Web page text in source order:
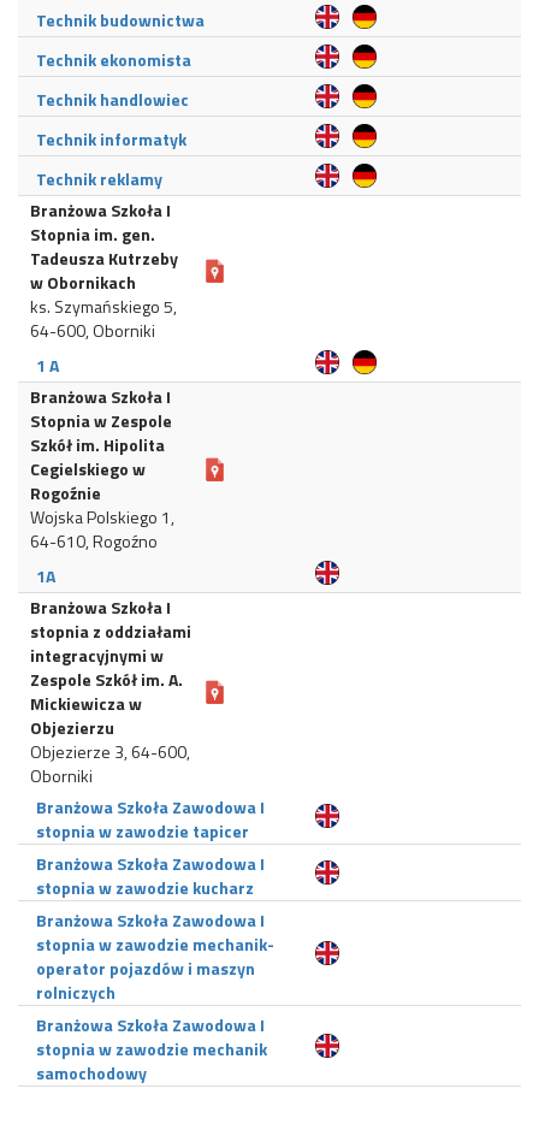
Technik budownictwa
Technik ekonomista
Technik handlowiec
Technik informatyk
Technik reklamy
Branżowa Szkoła I
Stopnia im. gen.
Tadeusza Kutrzeby
w Obornikach
ks. Szymańskiego 5,
64-600, Oborniki
1 A
Branżowa Szkoła I
Stopnia w Zespole
Szkół im. Hipolita
Cegielskiego w
Rogoźnie
Wojska Polskiego 1,
64-610, Rogoźno
1A
Branżowa Szkoła I
stopnia z oddziałami
integracyjnymi w
Zespole Szkół im. A.
Mickiewicza w
Objezierzu
Objezierze 3, 64-600,
Oborniki
Branżowa Szkoła Zawodowa I
stopnia w zawodzie tapicer
Branżowa Szkoła Zawodowa I
stopnia w zawodzie kucharz
Branżowa Szkoła Zawodowa I
stopnia w zawodzie mechanik-
operator pojazdów i maszyn
rolniczych
Branżowa Szkoła Zawodowa I
stopnia w zawodzie mechanik
samochodowy